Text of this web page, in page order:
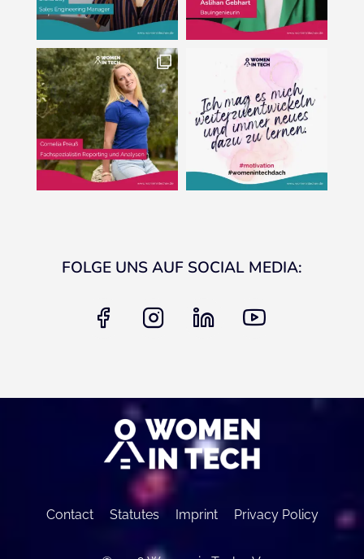
FOLGE UNS AUF SOCIAL MEDIA:
facebook instagram
Contact Statutes Imprint Privacy Policy